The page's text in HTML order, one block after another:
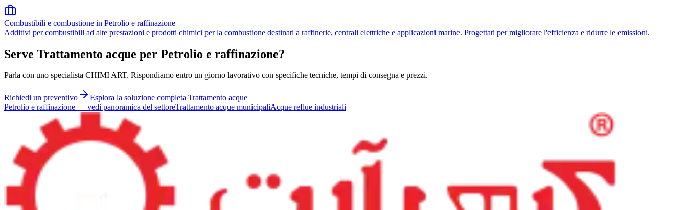
Combustibili e combustione in Petrolio e raffinazione
Additivi per combustibili ad alte prestazioni e prodotti chimici per la combustione destinati a raffinerie, centrali elettriche e applicazioni marine. Progettati per migliorare l'efficienza e ridurre le emissioni.
Serve Trattamento acque per Petrolio e raffinazione?
Parla con uno specialista CHIMI ART. Rispondiamo entro un giorno lavorativo con specifiche tecniche, tempi di consegna e prezzi.
Richiedi un preventivo
Esplora la soluzione completa Trattamento acque
Petrolio e raffinazione — vedi panoramica del settoreTrattamento acque municipaliAcque reflue industriali